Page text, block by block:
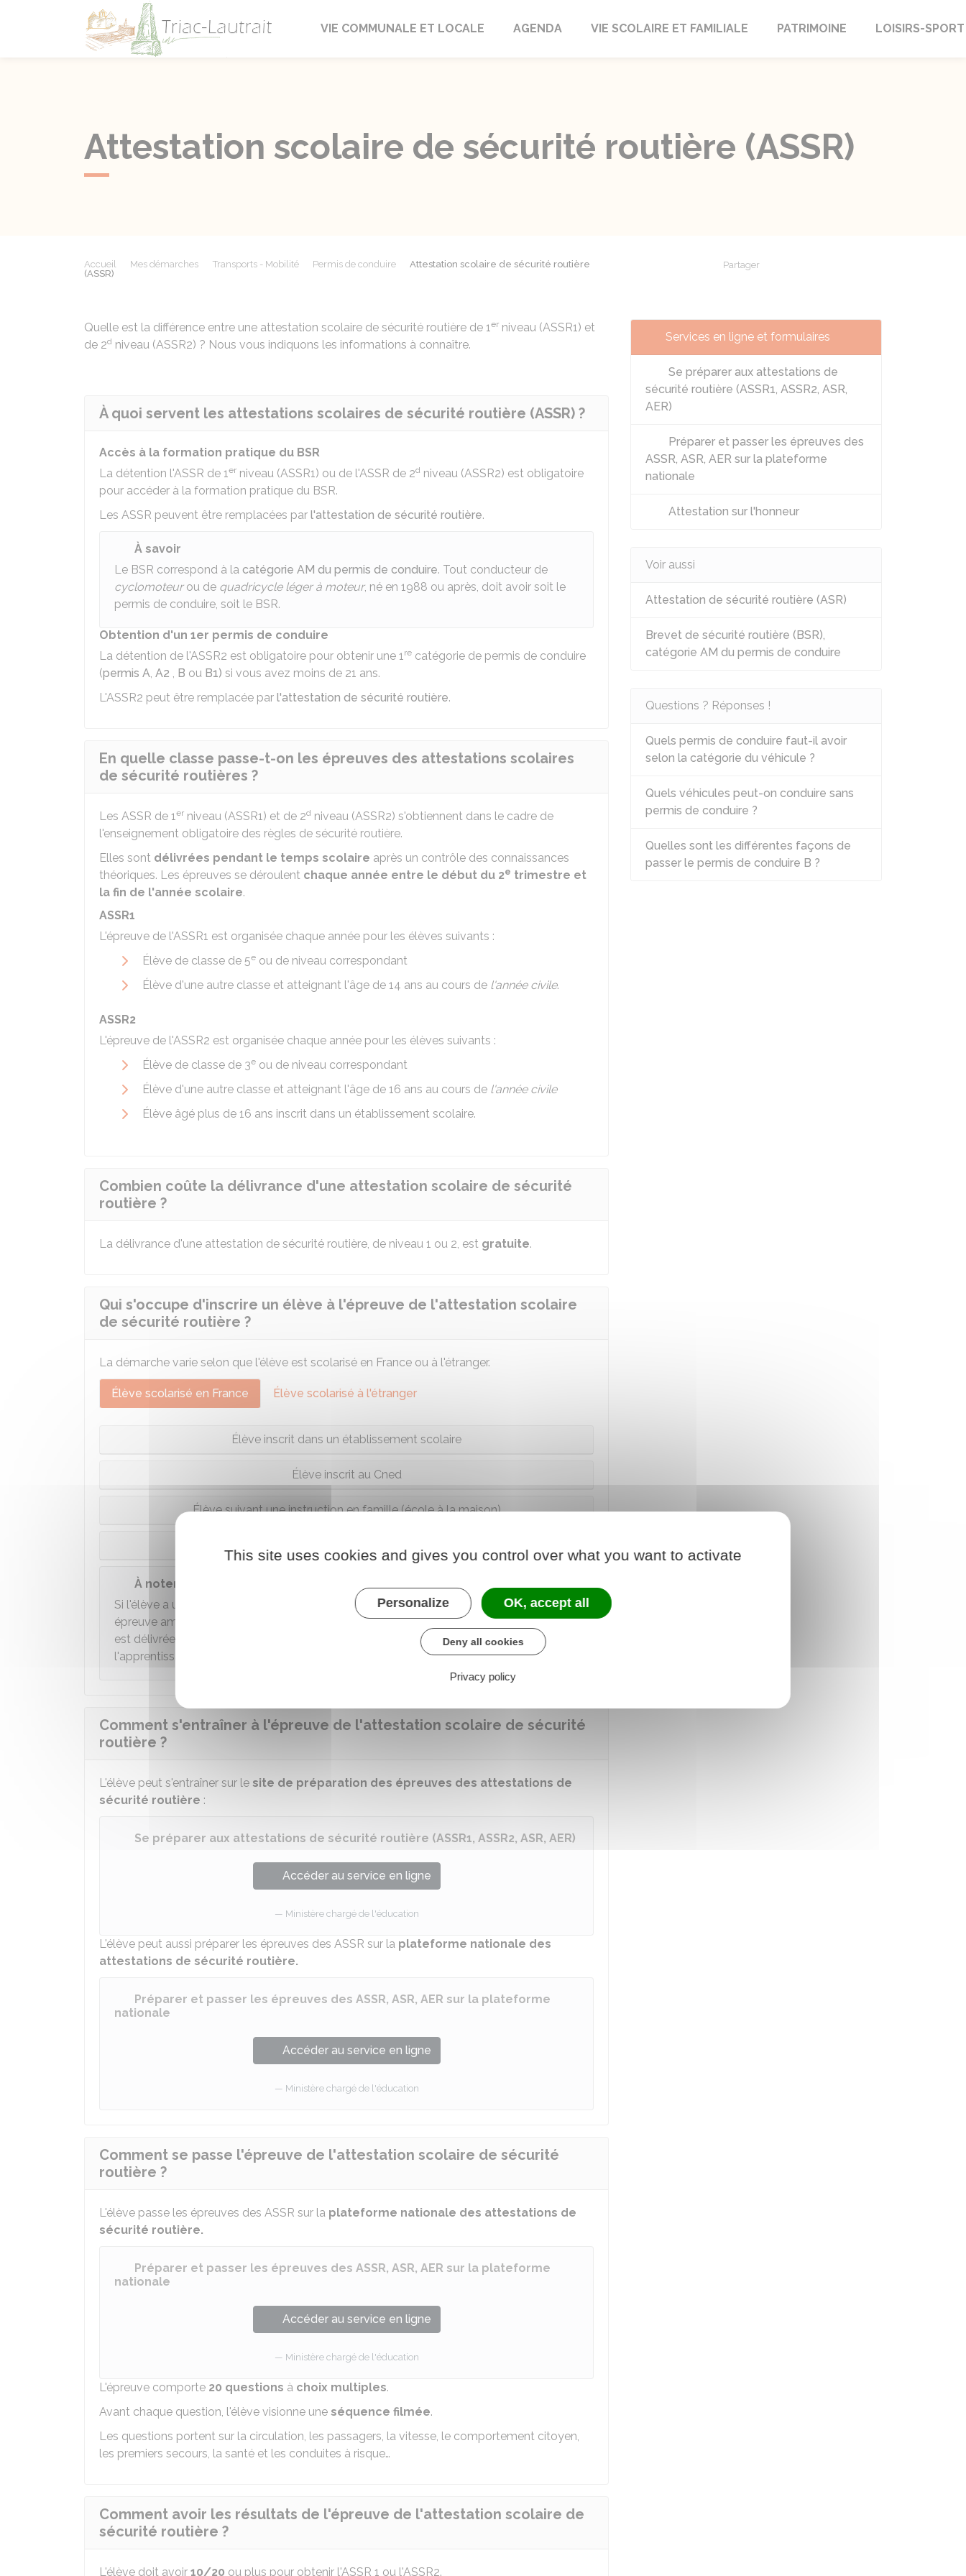
Triac-Lautrait
VIE COMMUNALE ET LOCALE AGENDA VIE SCOLAIRE ET FAMILIALE PATRIMOINE LOISIRS-SPORT
Attestation scolaire de sécurité routière (ASSR)
Accueil Mes démarches Transports - Mobilité Permis de conduire
Attestation scolaire de sécurité routière
(ASSR)
Partager
Quelle est la différence entre une attestation scolaire de sécurité routière de 1er niveau (ASSR1) et
de 2d niveau (ASSR2) ? Nous vous indiquons les informations à connaître.
À quoi servent les attestations scolaires de sécurité routière (ASSR) ?
Accès à la formation pratique du BSR
La détention l'ASSR de 1er niveau (ASSR1) ou de l'ASSR de 2d niveau (ASSR2) est obligatoire
pour accéder à la formation pratique du BSR.
Les ASSR peuvent être remplacées par l'attestation de sécurité routière.
À savoir
Le BSR correspond à la catégorie AM du permis de conduire. Tout conducteur de
cyclomoteurou de quadricycle léger à moteur, né en 1988 ou après, doit avoir soit le
permis de conduire, soit le BSR.
Obtention d'un 1er permis de conduire
La détention de l'ASSR2 est obligatoire pour obtenir une 1re catégorie de permis de conduire
(permis A, A2 , B ou B1) si vous avez moins de 21 ans.
L'ASSR2 peut être remplacée par l'attestation de sécurité routière.
En quelle classe passe-t-on les épreuves des attestations scolaires
de sécurité routières ?
Les ASSR de 1er niveau (ASSR1) et de 2d niveau (ASSR2) s'obtiennent dans le cadre de
l'enseignement obligatoire des règles de sécurité routière.
Elles sont délivrées pendant le temps scolaire après un contrôle des connaissances
théoriques. Les épreuves se déroulent chaque année entre le début du 2e trimestre et
la fin de l'année scolaire.
ASSR1
L'épreuve de l'ASSR1 est organisée chaque année pour les élèves suivants :
Élève de classe de 5e ou de niveau correspondant
Élève d'une autre classe et atteignant l'âge de 14 ans au cours de l'année civile.
ASSR2
L'épreuve de l'ASSR2 est organisée chaque année pour les élèves suivants :
Élève de classe de 3e ou de niveau correspondant
Élève d'une autre classe et atteignant l'âge de 16 ans au cours de l'année civile
Élève âgé plus de 16 ans inscrit dans un établissement scolaire.
Combien coûte la délivrance d'une attestation scolaire de sécurité
routière ?
La délivrance d'une attestation de sécurité routière, de niveau 1 ou 2, est gratuite.
Qui s'occupe d'inscrire un élève à l'épreuve de l'attestation scolaire
de sécurité routière ?
La démarche varie selon que l'élève est scolarisé en France ou à l'étranger.
Élève scolarisé en France Élève scolarisé à l'étranger
Élève inscrit dans un établissement scolaire
Élève inscrit au Cned
Élève suivant une instruction en famille (école à la maison)
À noter
Si l'élève a une
l'empêchant de passer les épreuves de ASSR, une
épreuve aménagée est proposée. Une
attestation d'éducation à la route (AER)lui
est délivrée en cas de réussite. Toutefois, avoir l'AER ne donne pas droit d'inscription à
l'apprentissage de la conduite d'un véhicule et d'obtention d'un titre de conduite.
Comment s'entraîner à l'épreuve de l'attestation scolaire de sécurité
routière ?
L'élève peut s'entraîner sur le site de préparation des épreuves des attestations de
sécurité routière :
Se préparer aux attestations de sécurité routière (ASSR1, ASSR2, ASR, AER)
Accéder au service en ligne
Ministère chargé de l'éducation
L'élève peut aussi préparer les épreuves des ASSR sur la plateforme nationale des
attestations de sécurité routière.
Préparer et passer les épreuves des ASSR, ASR, AER sur la plateforme
nationale
Accéder au service en ligne
Ministère chargé de l'éducation
Comment se passe l'épreuve de l'attestation scolaire de sécurité
routière ?
L'élève passe les épreuves des ASSR sur la plateforme nationale des attestations de
sécurité routière.
Préparer et passer les épreuves des ASSR, ASR, AER sur la plateforme
nationale
Accéder au service en ligne
Ministère chargé de l'éducation
L'épreuve comporte 20 questions à choix multiples.
Avant chaque question, l'élève visionne une séquence filmée.
Les questions portent sur la circulation, les passagers, la vitesse, le comportement citoyen,
les premiers secours, la santé et les conduites à risque…
Comment avoir les résultats de l'épreuve de l'attestation scolaire de
sécurité routière ?
L'élève doit avoir 10/20 ou plus pour obtenir l'ASSR 1 ou l'ASSR2.
Services en ligne et formulaires
Se préparer aux attestations de
sécurité routière (ASSR1, ASSR2, ASR,
AER)
Préparer et passer les épreuves des
ASSR, ASR, AER sur la plateforme
nationale
Attestation sur l'honneur
Voir aussi
Attestation de sécurité routière (ASR)
Brevet de sécurité routière (BSR),
catégorie AM du permis de conduire
Questions ? Réponses !
Quels permis de conduire faut-il avoir
selon la catégorie du véhicule ?
Quels véhicules peut-on conduire sans
permis de conduire ?
Quelles sont les différentes façons de
passer le permis de conduire B ?
This site uses cookies and gives you control over what you want to activate
Personalize OK, accept all
Deny all cookies
Privacy policy